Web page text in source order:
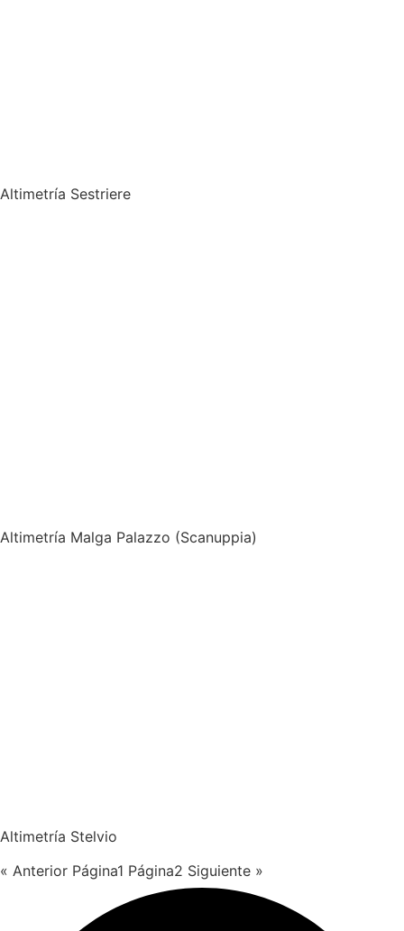
Altimetría Sestriere
Altimetría Malga Palazzo (Scanuppia)
Altimetría Stelvio
« Anterior Página1 Página2 Siguiente »